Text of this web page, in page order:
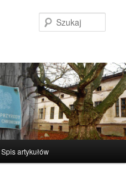
Spis artykułów